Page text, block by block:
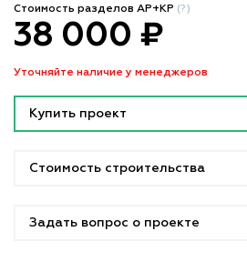
Стоимость разделов АР+КР (?)
38 000 ₽
Уточняйте наличие у менеджеров
Купить проект
Стоимость строительства
Задать вопрос о проекте